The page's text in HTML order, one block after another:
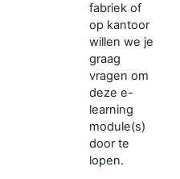
fabriek of
op kantoor
willen we je
graag
vragen om
deze e-
learning
module(s)
door te
lopen.